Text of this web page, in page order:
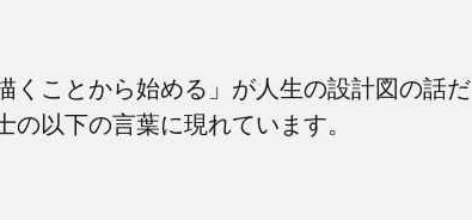
くことから始める」が人生の設計図の話だ
の以下の言葉に現れています。